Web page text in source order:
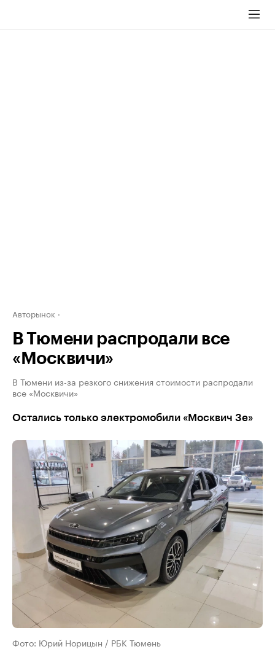
Авторынок
В Тюмени распродали все
«Москвичи»
В Тюмени из-за резкого снижения стоимости распродали
все «Москвичи»
Остались только электромобили «Москвич 3е»
Фото: Юрий Норицын / РБК Тюмень